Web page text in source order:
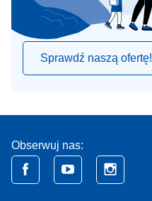
Sprawdź naszą ofertę!
Obserwuj nas: